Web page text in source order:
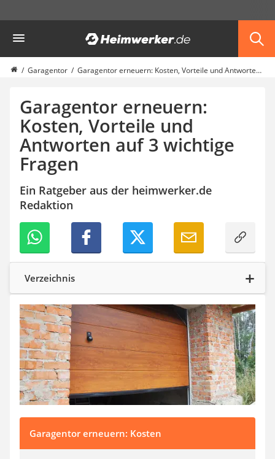
Garten
Akku-Laubsauger
Faltpavillon
Solar-Lichterkette außen
Teleskopleiter
Ameisengift
Pavillon
Sichtschutzstreifen
Akku-Vertikutierer
Koifutter
Kassettenmarkise
Bosch-Heckenschere
Stihl-Laubbläser
Minidumper
Auffahrrampe
Garagentor Garagentor erneuern: Kosten, Vorteile und Antworten auf 3 wichtige Fragen
Garagentor erneuern:
Kosten, Vorteile und
Antworten auf 3 wichtige
Fragen
Ein Ratgeber aus der heimwerker.de
Redaktion
Verzeichnis
Garagentor erneuern: Kosten